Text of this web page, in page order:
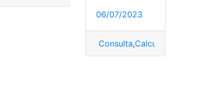
Inicial,Tu
06/07/2023
Consulta,Calculadora